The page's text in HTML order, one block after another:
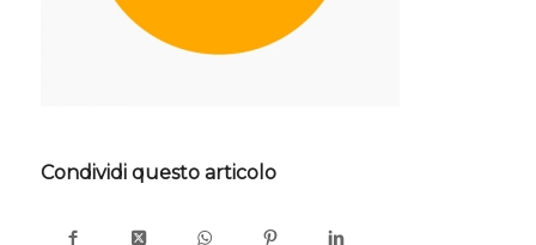
Condividi questo articolo